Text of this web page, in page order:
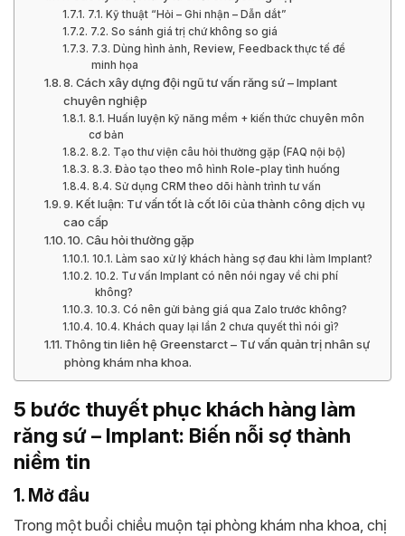
7.1. Kỹ thuật “Hỏi – Ghi nhận – Dẫn dắt”
7.2. So sánh giá trị chứ không so giá
7.3. Dùng hình ảnh, Review, Feedback thực tế để
minh họa
8. Cách xây dựng đội ngũ tư vấn răng sứ – Implant
chuyên nghiệp
8.1. Huấn luyện kỹ năng mềm + kiến thức chuyên môn
cơ bản
8.2. Tạo thư viện câu hỏi thường gặp (FAQ nội bộ)
8.3. Đào tạo theo mô hình Role-play tình huống
8.4. Sử dụng CRM theo dõi hành trình tư vấn
9. Kết luận: Tư vấn tốt là cốt lõi của thành công dịch vụ
cao cấp
10. Câu hỏi thường gặp
10.1. Làm sao xử lý khách hàng sợ đau khi làm Implant?
10.2. Tư vấn Implant có nên nói ngay về chi phí
không?
10.3. Có nên gửi bảng giá qua Zalo trước không?
10.4. Khách quay lại lần 2 chưa quyết thì nói gì?
Thông tin liên hệ Greenstarct – Tư vấn quản trị nhân sự
phòng khám nha khoa.
5 bước thuyết phục khách hàng làm
răng sứ – Implant: Biến nỗi sợ thành
niềm tin
1. Mở đầu
Trong một buổi chiều muộn tại phòng khám nha khoa, chị